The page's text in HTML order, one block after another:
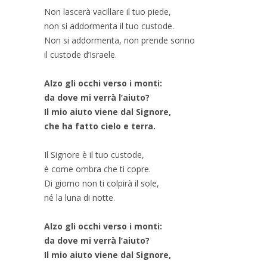
Non lascerà vacillare il tuo piede,
non si addormenta il tuo custode.
Non si addormenta, non prende sonno
il custode d’Israele.
Alzo gli occhi verso i monti:
da dove mi verrà l’aiuto?
Il mio aiuto viene dal Signore,
che ha fatto cielo e terra.
Il Signore è il tuo custode,
è come ombra che ti copre.
Di giorno non ti colpirà il sole,
né la luna di notte.
Alzo gli occhi verso i monti:
da dove mi verrà l’aiuto?
Il mio aiuto viene dal Signore,